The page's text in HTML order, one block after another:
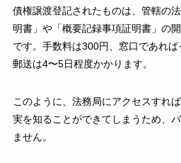
債権譲渡登記されたものは、管轄の
明書」や「概要記録事項証明書」の
です。手数料は300円、窓口であれば
郵送は4〜5日程度かかります。
このように、法務局にアクセスすれ
実を知ることができてしまうため、
ません。